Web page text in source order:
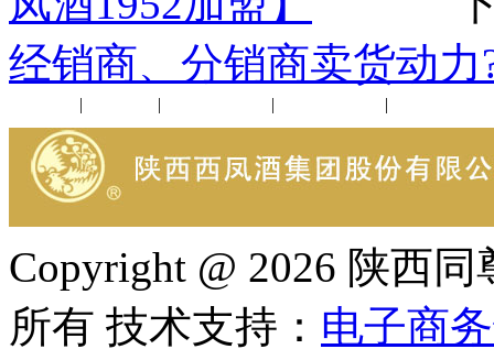
经销商、分销商卖货动力
| | | |
Copyright @ 2026 陕西
所有 技术支持： 电子商